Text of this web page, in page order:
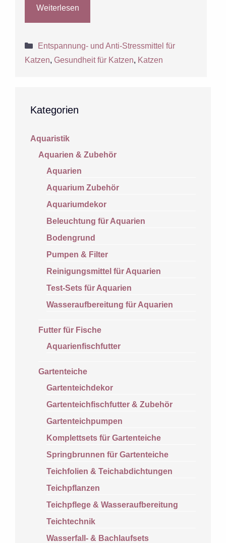
Weiterlesen
Kategorien
Entspannung- und Anti-Stressmittel für
Katzen,Gesundheit für Katzen, Katzen
Kategorien
Aquaristik
Aquarien & Zubehör
Aquarien
Aquarium Zubehör
Aquariumdekor
Beleuchtung für Aquarien
Bodengrund
Pumpen & Filter
Reinigungsmittel für Aquarien
Test-Sets für Aquarien
Wasseraufbereitung für Aquarien
Futter für Fische
Aquarienfischfutter
Gartenteiche
Gartenteichdekor
Gartenteichfischfutter & Zubehör
Gartenteichpumpen
Komplettsets für Gartenteiche
Springbrunnen für Gartenteiche
Teichfolien & Teichabdichtungen
Teichpflanzen
Teichpflege & Wasseraufbereitung
Teichtechnik
Wasserfall- & Bachlaufsets